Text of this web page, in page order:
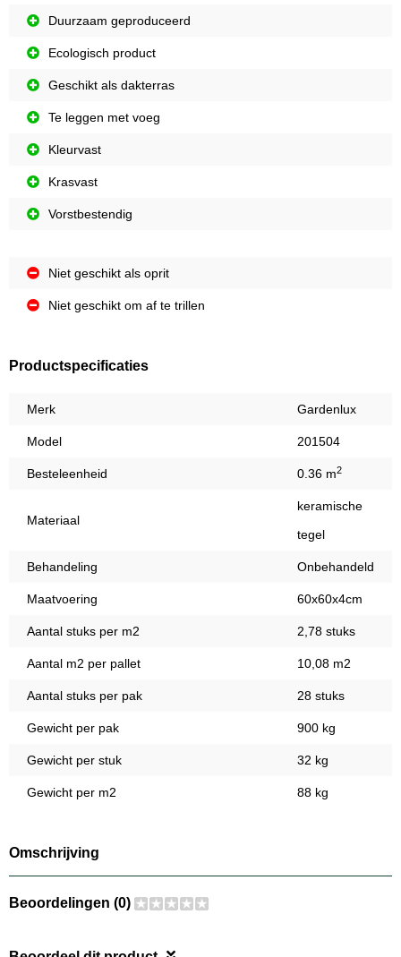
Duurzaam geproduceerd
Ecologisch product
Geschikt als dakterras
Te leggen met voeg
Kleurvast
Krasvast
Vorstbestendig
Niet geschikt als oprit
Niet geschikt om af te trillen
Productspecificaties
Merk Gardenlux
Model 201504
Besteleenheid 0.36 m2
Materiaal
keramische
tegel
Behandeling Onbehandeld
Maatvoering 60x60x4cm
Aantal stuks per m2 2,78 stuks
Aantal m2 per pallet 10,08 m2
Aantal stuks per pak 28 stuks
Gewicht per pak 900 kg
Gewicht per stuk 32 kg
Gewicht per m2 88 kg
Omschrijving
Beoordelingen (0)